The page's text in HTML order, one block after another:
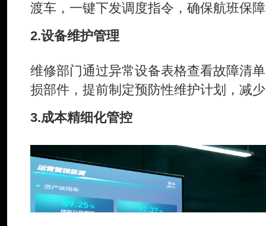
渡车，一键下发调度指令，确保航班保
2.设备维护管理
维修部门通过异常设备表格查看故障清
损部件，提前制定预防性维护计划，减
3.成本精细化管控